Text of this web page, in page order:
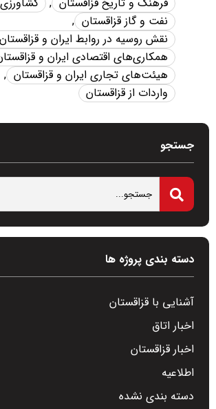
نفت و گاز قزاقستان ,
نقش روسیه در روابط ایران و قزاقستان
همکاری‌های اقتصادی ایران و
هیئت‌های تجاری ایران و قزاقستان ,
واردات از قزاقستان
جستجو
دسته بندی پروژه ها
آشنایی با قزاقستان
اخبار اتاق
اخبار قزاقستان
اطلاعیه
دسته بندی نشده